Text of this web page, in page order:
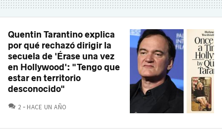
Quentin Tarantino explica
por qué rechazó dirigir la
secuela de 'Érase una vez
en Hollywood': "Tengo que
estar en territorio
desconocido"
2 COMENTARIOS
HACE UN AÑO